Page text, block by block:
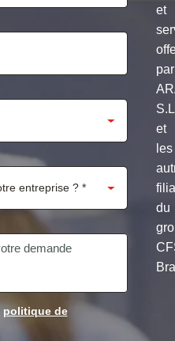
et
par
et
les
du
politique de